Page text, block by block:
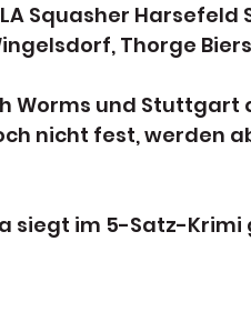
Squasher Harsefeld
Thorge
Worms und
nicht fest, werden
siegt im 5-Satz-Krimi